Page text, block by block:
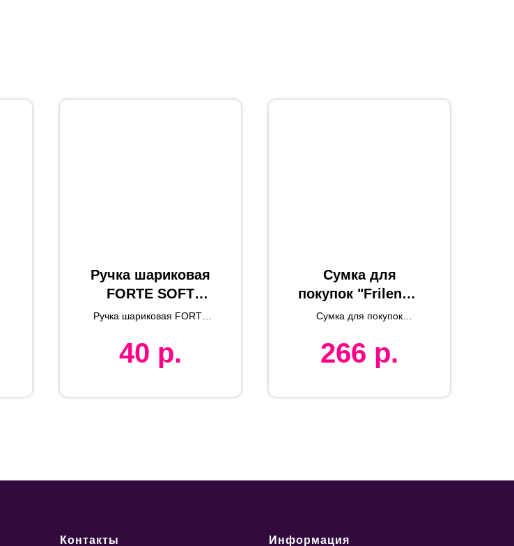
Ручка шариковая
FORTE SOFT
BLACK, черный/
пластик,
покрытие soft
Ручка шариковая FORTE
soft touch
40 р.
Сумка для
покупок "Frilend",
белая, 41x37 см,
RPET
Сумка для покупок
рециклированного
полиэстера
266 р.
Контакты Информация